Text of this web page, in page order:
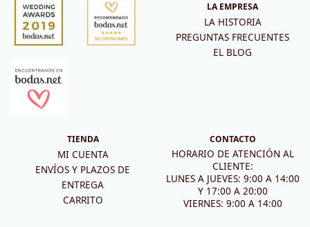
LA EMPRESA
LA HISTORIA
PREGUNTAS FRECUENTES
EL BLOG
TIENDA
MI CUENTA
ENVÍOS Y PLAZOS DE
ENTREGA
CARRITO
CONTACTO
HORARIO DE ATENCIÓN AL
CLIENTE:
LUNES A JUEVES: 9:00 A 14:00
Y 17:00 A 20:00
VIERNES: 9:00 A 14:00